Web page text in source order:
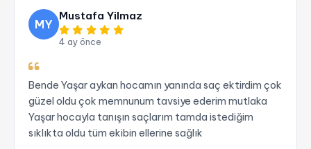
MY
Mustafa Yilmaz
4 ay önce
Bende Yaşar aykan hocamın yanında saç ektirdim çok
güzel oldu çok memnunum tavsiye ederim mutlaka
Yaşar hocayla tanışın saçlarım tamda istediğim
sıklıkta oldu tüm ekibin ellerine sağlık